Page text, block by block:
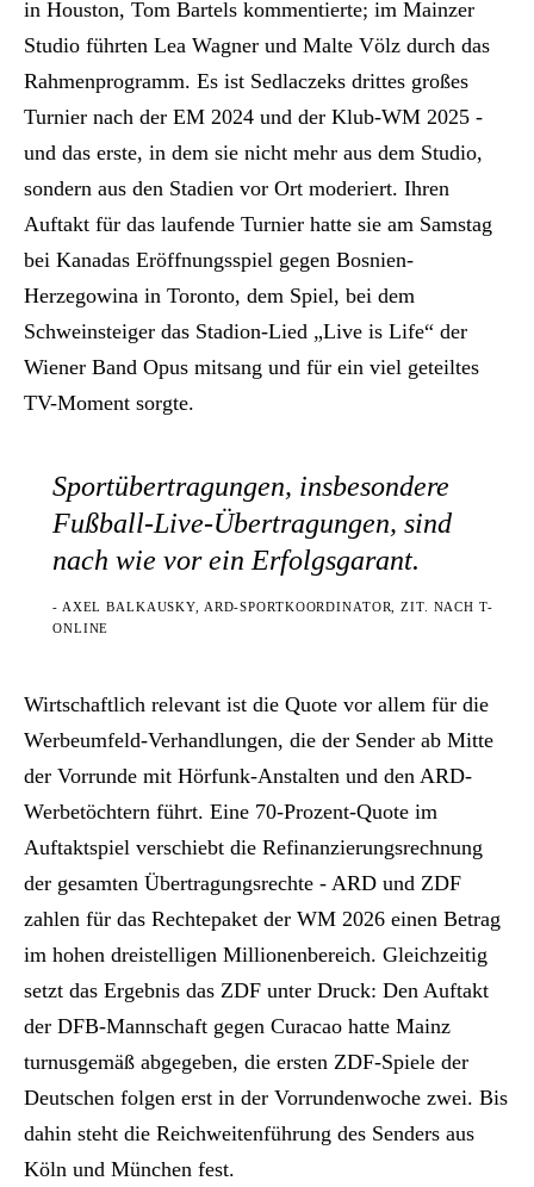
in Houston, Tom Bartels kommentierte; im Mainzer
Studio führten Lea Wagner und Malte Völz durch das
Rahmenprogramm. Es ist Sedlaczeks drittes großes
Turnier nach der EM 2024 und der Klub-WM 2025 -
und das erste, in dem sie nicht mehr aus dem Studio,
sondern aus den Stadien vor Ort moderiert. Ihren
Auftakt für das laufende Turnier hatte sie am Samstag
bei Kanadas Eröffnungsspiel gegen Bosnien-
Herzegowina in Toronto, dem Spiel, bei dem
Schweinsteiger das Stadion-Lied „Live is Life“ der
Wiener Band Opus mitsang und für ein viel geteiltes
TV-Moment sorgte.
Sportübertragungen, insbesondere
Fußball-Live-Übertragungen, sind
nach wie vor ein Erfolgsgarant.
- AXEL BALKAUSKY, ARD-SPORTKOORDINATOR, ZIT. NACH T-
ONLINE
Wirtschaftlich relevant ist die Quote vor allem für die
Werbeumfeld-Verhandlungen, die der Sender ab Mitte
der Vorrunde mit Hörfunk-Anstalten und den ARD-
Werbetöchtern führt. Eine 70-Prozent-Quote im
Auftaktspiel verschiebt die Refinanzierungsrechnung
der gesamten Übertragungsrechte - ARD und ZDF
zahlen für das Rechtepaket der WM 2026 einen Betrag
im hohen dreistelligen Millionenbereich. Gleichzeitig
setzt das Ergebnis das ZDF unter Druck: Den Auftakt
der DFB-Mannschaft gegen Curacao hatte Mainz
turnusgemäß abgegeben, die ersten ZDF-Spiele der
Deutschen folgen erst in der Vorrundenwoche zwei. Bis
dahin steht die Reichweitenführung des Senders aus
Köln und München fest.